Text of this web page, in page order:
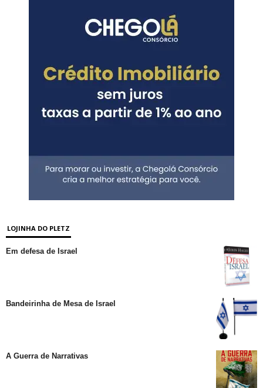
LOJINHA DO PLETZ
Em defesa de Israel
Bandeirinha de Mesa de Israel
A Guerra de Narrativas